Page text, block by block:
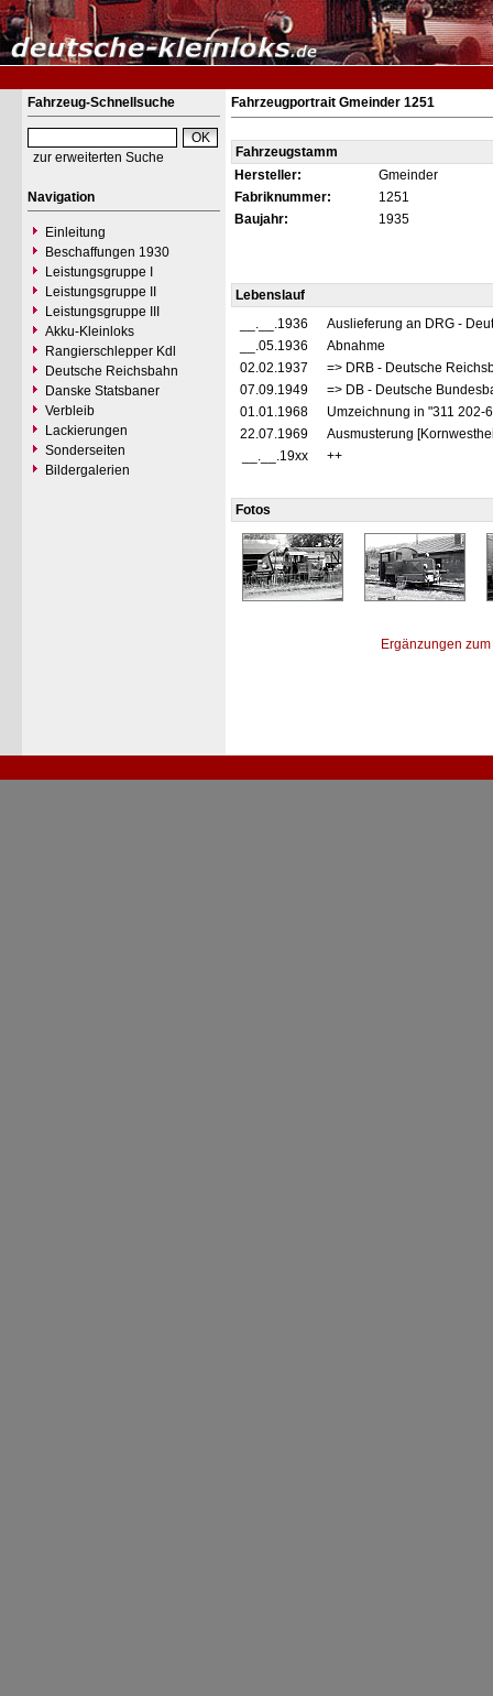
Fahrzeug-Schnellsuche
zur erweiterten Suche
Navigation
Einleitung
Beschaffungen 1930
Leistungsgruppe I
Leistungsgruppe II
Leistungsgruppe III
Akku-Kleinloks
Rangierschlepper Kdl
Deutsche Reichsbahn
Danske Statsbaner
Verbleib
Lackierungen
Sonderseiten
Bildergalerien
Fahrzeugportrait Gmeinder 1251
Fahrzeugstamm
Hersteller:
Gmeinder
Fabriknummer:
1251
Baujahr:
1935
Lebenslauf
__.__.1936
Auslieferung an DRG -
__.05.1936
Abnahme
02.02.1937
=> DRB - Deutsche
07.09.1949
=> DB - Deutsche
01.01.1968
Umzeichnung in "311 202-
22.07.1969
Ausmusterung
__.__.19xx
++
Fotos
Ergänzungen